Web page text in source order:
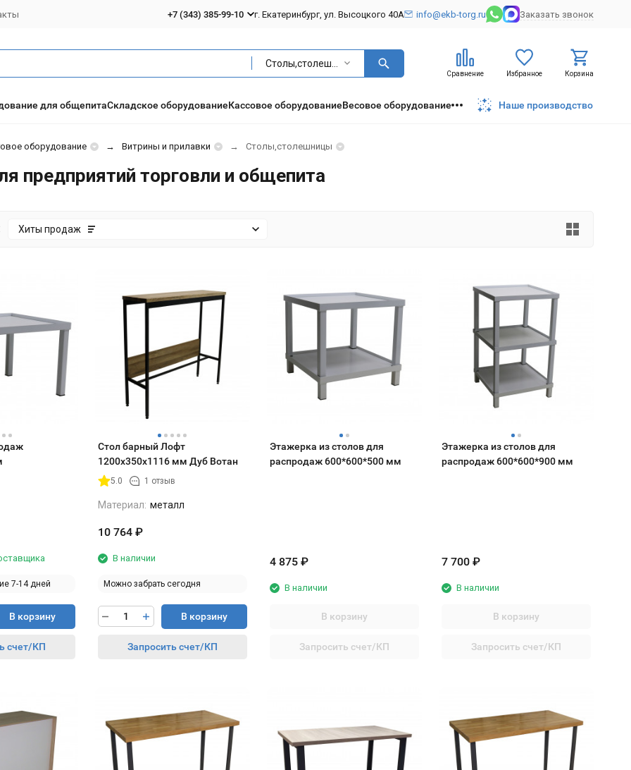
+7 (343) 385-99-10 г. Екатеринбург, ул. Высоцкого 40А info@ekb-torg.ru Заказать звонок
Сравнение Избранное Корзина
для общепитаСкладское оборудованиеКассовое оборудованиеВесовое оборудование Наше производство
оборудование Витрины и прилавки Столы,столешницы
предприятий торговли и общепита
Хиты продаж
7-14 дней
В корзину
счет/КП
Стол барный Лофт
1200х350х1116 мм Дуб Вотан
5.0 1 отзыв
Материал: металл
10 764 ₽
В наличии
Можно забрать сегодня
В корзину
Запросить счет/КП
Этажерка из столов для
распродаж 600*600*500 мм
4 875 ₽
В наличии
В корзину
Запросить счет/КП
Этажерка из столов для
распродаж 600*600*900 мм
7 700 ₽
В наличии
В корзину
Запросить счет/КП